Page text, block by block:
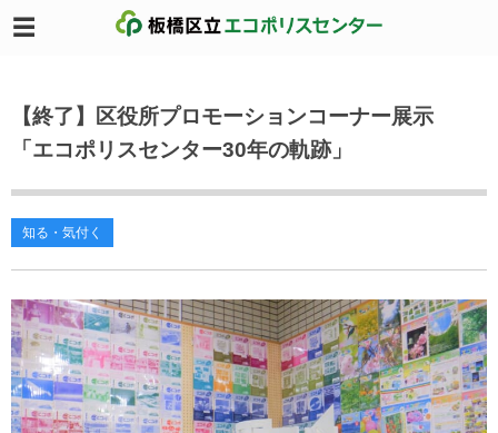
【終了】区役所プロモーションコーナー展示
「エコポリスセンター30年の軌跡」
知る・気付く